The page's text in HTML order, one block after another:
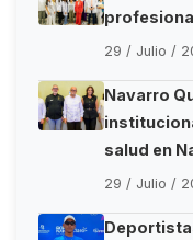
29 / Julio /
Navarro
salud en
29 / Julio /